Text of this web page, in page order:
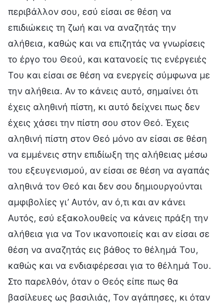
περιβάλλον σου, εσύ είσαι σε θέση να
επιδιώκεις τη ζωή και να αναζητάς την
αλήθεια, καθώς και να επιζητάς να γνωρίσεις
το έργο του Θεού, και κατανοείς τις ενέργειές
Του και είσαι σε θέση να ενεργείς σύμφωνα με
την αλήθεια. Αν το κάνεις αυτό, σημαίνει ότι
έχεις αληθινή πίστη, κι αυτό δείχνει πως δεν
έχεις χάσει την πίστη σου στον Θεό. Έχεις
αληθινή πίστη στον Θεό μόνο αν είσαι σε θέση
να εμμένεις στην επιδίωξη της αλήθειας μέσω
του εξευγενισμού, αν είσαι σε θέση να αγαπάς
αληθινά τον Θεό και δεν σου δημιουργούνται
αμφιβολίες γι’ Αυτόν, αν ό,τι και αν κάνει
Αυτός, εσύ εξακολουθείς να κάνεις πράξη την
αλήθεια για να Τον ικανοποιείς και αν είσαι σε
θέση να αναζητάς εις βάθος το θέλημά Του,
καθώς και να ενδιαφέρεσαι για το θέλημά Του.
Στο παρελθόν, όταν ο Θεός είπε πως θα
βασίλευες ως βασιλιάς, Τον αγάπησες, κι όταν